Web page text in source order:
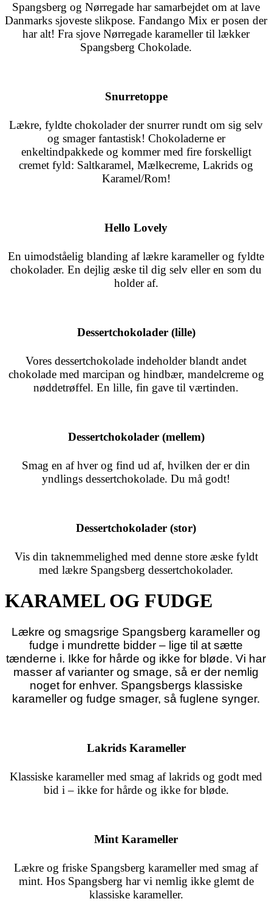
Spangsberg og Nørregade har samarbejdet om at lave
Danmarks sjoveste slikpose. Fandango Mix er posen der
har alt! Fra sjove Nørregade karameller til lækker
Spangsberg Chokolade.
Snurretoppe
Lækre, fyldte chokolader der snurrer rundt om sig selv
og smager fantastisk! Chokoladerne er
enkeltindpakkede og kommer med fire forskelligt
cremet fyld: Saltkaramel, Mælkecreme, Lakrids og
Karamel/Rom!
Hello Lovely
En uimodståelig blanding af lækre karameller og fyldte
chokolader. En dejlig æske til dig selv eller en som du
holder af.
Dessertchokolader (lille)
Vores dessertchokolade indeholder blandt andet
chokolade med marcipan og hindbær, mandelcreme og
nøddetrøffel. En lille, fin gave til værtinden.
Dessertchokolader (mellem)
Smag en af hver og find ud af, hvilken der er din
yndlings dessertchokolade. Du må godt!
Dessertchokolader (stor)
Vis din taknemmelighed med denne store æske fyldt
med lækre Spangsberg dessertchokolader.
KARAMEL OG FUDGE
Lækre og smagsrige Spangsberg karameller og
fudge i mundrette bidder – lige til at sætte
tænderne i. Ikke for hårde og ikke for bløde. Vi har
masser af varianter og smage, så er der nemlig
noget for enhver. Spangsbergs klassiske
karameller og fudge smager, så fuglene synger.
Lakrids Karameller
Klassiske karameller med smag af lakrids og godt med
bid i – ikke for hårde og ikke for bløde.
Mint Karameller
Lækre og friske Spangsberg karameller med smag af
mint. Hos Spangsberg har vi nemlig ikke glemt de
klassiske karameller.